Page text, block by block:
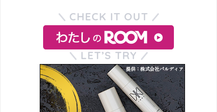
CHECK IT OUT
LET’S TRY